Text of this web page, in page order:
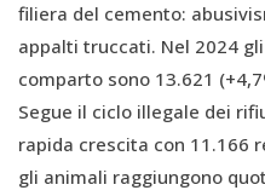
filiera del cemento:
appalti truccati. Nel 2024
comparto sono 13.621
Segue il ciclo illegale dei
rapida crescita con 11.166
gli animali raggiungono